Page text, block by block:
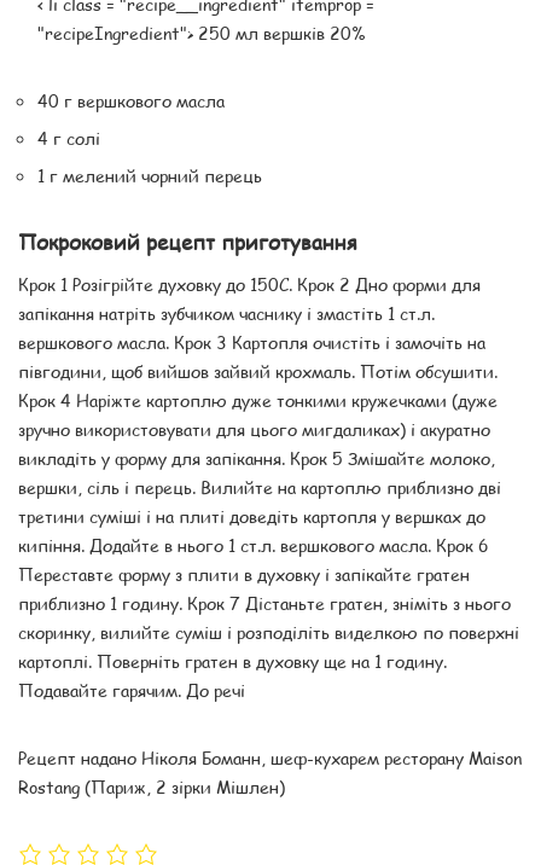
"recipeIngredient"> 250 мл вершків 20%
40 г вершкового масла
4 г солі
1 г мелений чорний перець
Покроковий рецепт приготування
Крок 1 Розігрійте духовку до 150С. Крок 2 Дно форми для
запікання натріть зубчиком часнику і змастіть 1 ст.л.
вершкового масла. Крок 3 Картопля очистіть і замочіть на
півгодини, щоб вийшов зайвий крохмаль. Потім обсушити.
Крок 4 Наріжте картоплю дуже тонкими кружечками (дуже
зручно використовувати для цього мигдаликах) і акуратно
викладіть у форму для запікання. Крок 5 Змішайте молоко,
вершки, сіль і перець. Вилийте на картоплю приблизно дві
третини суміші і на плиті доведіть картопля у вершках до
кипіння. Додайте в нього 1 ст.л. вершкового масла. Крок 6
Переставте форму з плити в духовку і запікайте гратен
приблизно 1 годину. Крок 7 Дістаньте гратен, зніміть з нього
скоринку, вилийте суміш і розподіліть виделкою по поверхні
картоплі. Поверніть гратен в духовку ще на 1 годину.
Подавайте гарячим. До речі
Рецепт надано Ніколя Боманн, шеф-кухарем ресторану Maison
Rostang (Париж, 2 зірки Мішлен)